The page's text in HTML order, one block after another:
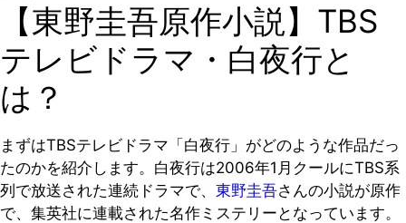
【東野圭吾原作小説】TBS
テレビドラマ・白夜行と
は？
まずはTBSテレビドラマ「白夜行」がどのような作品だっ
たのかを紹介します。白夜行は2006年1月クールにTBS系
列で放送された連続ドラマで、 東野圭吾さんの小説が原作
で、集英社に連載された名作ミステリーとなっています。